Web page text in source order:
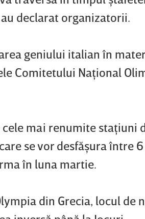
declarat organizatorii.
geniului italian în
Comitetului Naţional
mai renumite staţiuni
se vor desfăşura între
în luna martie.
din Grecia, locul de